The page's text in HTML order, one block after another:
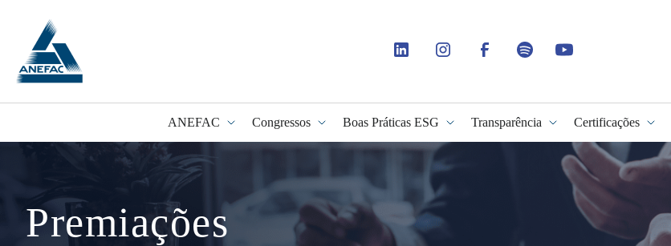
ANEFAC Congressos Boas Práticas ESG Transparência Certificações
Premiações